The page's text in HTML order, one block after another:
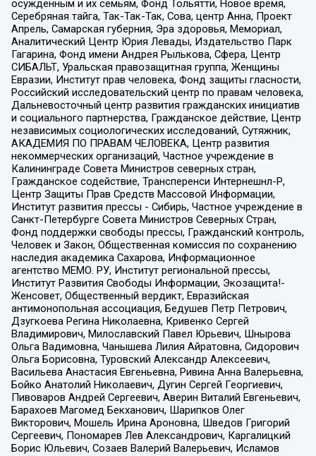
осужденным и их семьям, Фонд Тольятти, Новое время,
Серебряная тайга, Так-Так-Так, Сова, центр Анна, Проект
Апрель, Самарская губерния, Эра здоровья, Мемориал,
Аналитический Центр Юрия Левады, Издательство Парк
Гагарина, Фонд имени Андрея Рылькова, Сфера, Центр
СИБАЛЬТ, Уральская правозащитная группа, Женщины
Евразии, Институт прав человека, Фонд защиты гласности,
Российский исследовательский центр по правам человека,
Дальневосточный центр развития гражданских инициатив
и социального партнерства, Гражданское действие, Центр
независимых социологических исследований, Сутяжник,
АКАДЕМИЯ ПО ПРАВАМ ЧЕЛОВЕКА, Центр развития
некоммерческих организаций, Частное учреждение в
Калининграде Совета Министров северных стран,
Гражданское содействие, Трансперенси Интернешнл-Р,
Центр Защиты Прав Средств Массовой Информации,
Институт развития прессы - Сибирь, Частное учреждение в
Санкт-Петербурге Совета Министров Северных Стран,
Фонд поддержки свободы прессы, Гражданский контроль,
Человек и Закон, Общественная комиссия по сохранению
наследия академика Сахарова, Информационное
агентство МЕМО. РУ, Институт региональной прессы,
Институт Развития Свободы Информации, Экозащита!-
Женсовет, Общественный вердикт, Евразийская
антимонопольная ассоциация, Бедушев Петр Петрович,
Дзугкоева Регина Николаевна, Кривенко Сергей
Владимирович, Милославский Павел Юрьевич, Шнырова
Ольга Вадимовна, Чанышева Лилия Айратовна, Сидорович
Ольга Борисовна, Туровский Александр Алексеевич,
Васильева Анастасия Евгеньевна, Ривина Анна Валерьевна,
Бойко Анатолий Николаевич, Дугин Сергей Георгиевич,
Пивоваров Андрей Сергеевич, Аверин Виталий Евгеньевич,
Барахоев Магомед Бекханович, Шарипков Олег
Викторович, Мошель Ирина Ароновна, Шведов Григорий
Сергеевич, Пономарев Лев Александрович, Каргалицкий
Борис Юльевич, Созаев Валерий Валерьевич, Исламов